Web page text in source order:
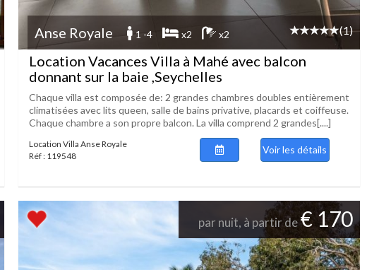
Anse Royale 1 -4 x2 x2 (1)
Location Vacances Villa à Mahé avec balcon
donnant sur la baie ,Seychelles
Chaque villa est composée de: 2 grandes chambres doubles entièrement
climatisées avec lits queen, salle de bains privative, placards et coiffeuse.
Chaque chambre a son propre balcon. La villa comprend 2 grandes[....]
Location Villa Anse Royale
Réf : 119548
Voir les détails
par nuit, à partir de€ 170